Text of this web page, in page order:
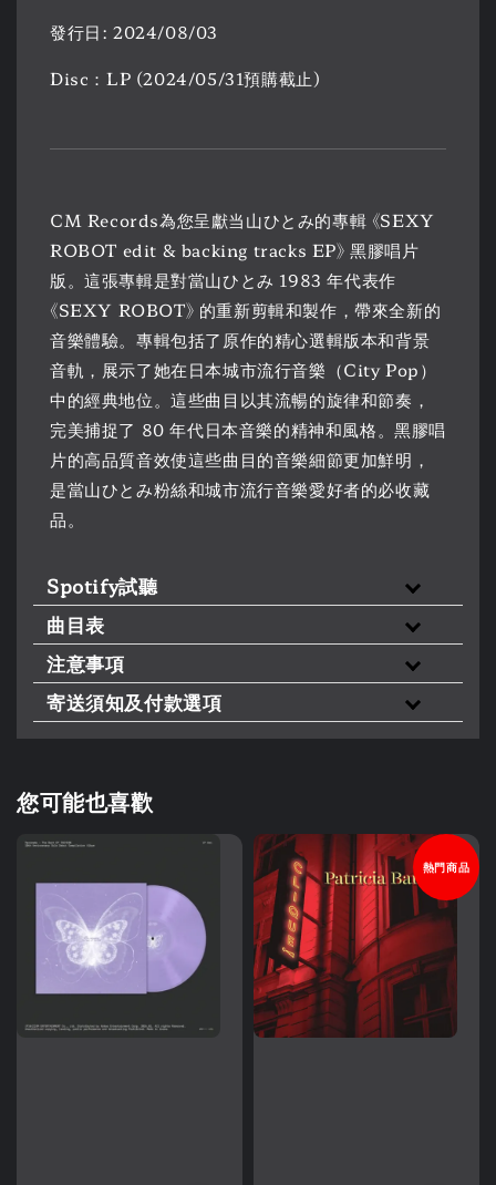
發行日: 2024/08/03
Disc：LP (2024/05/31預購截止)
CM Records為您呈獻当山ひとみ的專輯 《SEXY
ROBOT edit & backing tracks EP》 黑膠唱片
版。這張專輯是對當山ひとみ 1983 年代表作
《SEXY ROBOT》 的重新剪輯和製作，帶來全新的
音樂體驗。專輯包括了原作的精心選輯版本和背景
音軌，展示了她在日本城市流行音樂（City Pop）
中的經典地位。這些曲目以其流暢的旋律和節奏，
完美捕捉了 80 年代日本音樂的精神和風格。黑膠唱
片的高品質音效使這些曲目的音樂細節更加鮮明，
是當山ひとみ粉絲和城市流行音樂愛好者的必收藏
品。
Spotify試聽
曲目表
注意事項
寄送須知及付款選項
您可能也喜歡
熱門商品